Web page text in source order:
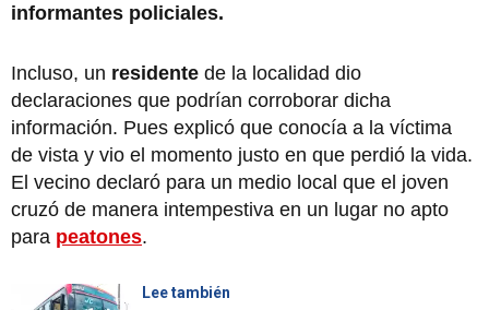
informantes policiales.
Incluso, un residente de la localidad dio
declaraciones que podrían corroborar dicha
información. Pues explicó que conocía a la víctima
de vista y vio el momento justo en que perdió la vida.
El vecino declaró para un medio local que el joven
cruzó de manera intempestiva en un lugar no apto
para peatones.
Lee también